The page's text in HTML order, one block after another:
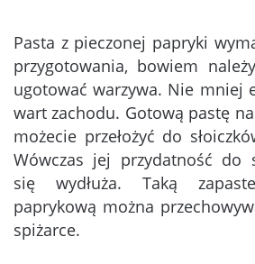
Pasta z pieczonej papryki
przygotowania, bowiem
ugotować warzywa. Nie mniej
wart zachodu. Gotową pastę
możecie przełożyć do
Wówczas jej przydatność do
się wydłuża. Taką
paprykową można
spiżarce.